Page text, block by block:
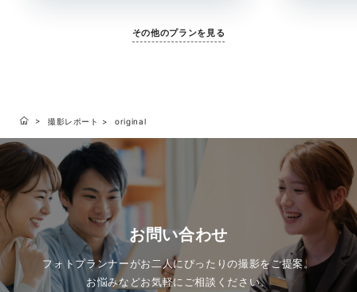
その他のプランを見る
撮影レポート original
お問い合わせ
フォトプランナーがお二人にぴったりの撮影をご提案。
お悩みなどお気軽にご相談ください。